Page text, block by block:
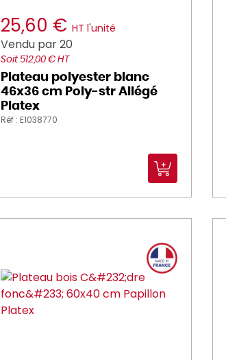
25,60 € HT l'unité
Vendu par 20
Soit 512,00 € HT
Plateau polyester blanc
46x36 cm Poly-str Allégé
Platex
Réf : E1038770